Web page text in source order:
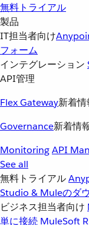
無料トライアル
製品
IT担当者向け
フォーム
インテグレーション
API管理
Flex Gateway新着情
Governance新着情
MonitoringAPI
See all
無料トライアル
Studio & Muleのダ
ビジネス担当者向け
単に接続 MuleSoft